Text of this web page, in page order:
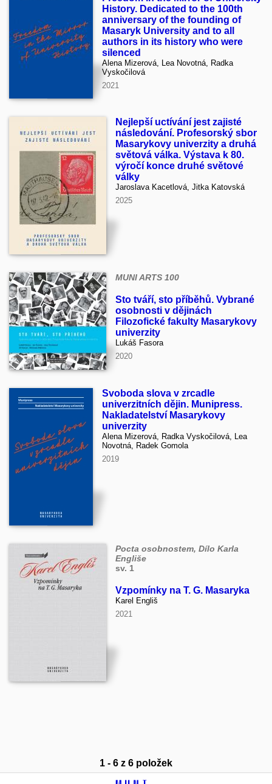
History. Dedicated to the 100th
anniversary of the founding of
Masaryk University and to all
authors in its history who were
silenced
Alena Mizerová, Lea Novotná, Radka
Vyskočilová
2021
Nejlepší uctívání jest zajisté
následování. Profesorský sbor
Masarykovy univerzity a druhá
světová válka. Výstava k 80.
výročí konce druhé světové
války
Jaroslava Kacetlová, Jitka Katovská
2025
MUNI ARTS 100
Sto tváří, sto příběhů. Vybrané
osobnosti v dějinách
Filozofické fakulty Masarykovy
univerzity
Lukáš Fasora
2020
Svoboda slova v zrcadle
univerzitních dějin. Munipress.
Nakladatelství Masarykovy
univerzity
Alena Mizerová, Radka Vyskočilová, Lea
Novotná, Radek Gomola
2019
Pocta osobnostem, Dílo Karla
Engliše
sv. 1
Vzpomínky na T. G. Masaryka
Karel Engliš
2021
1 - 6 z 6 položek